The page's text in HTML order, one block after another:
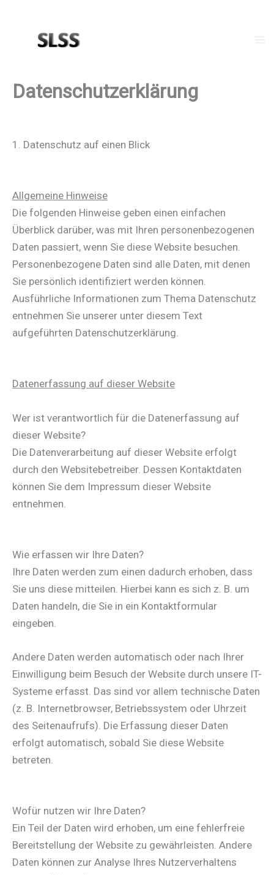
springen
Datenschutz­erklärung
1. Datenschutz auf einen Blick
Allgemeine Hinweise
Die folgenden Hinweise geben einen einfachen
Überblick darüber, was mit Ihren personenbezogenen
Daten passiert, wenn Sie diese Website besuchen.
Personenbezogene Daten sind alle Daten, mit denen
Sie persönlich identifiziert werden können.
Ausführliche Informationen zum Thema Datenschutz
entnehmen Sie unserer unter diesem Text
aufgeführten Datenschutzerklärung.
Datenerfassung auf dieser Website
Wer ist verantwortlich für die Datenerfassung auf
dieser Website?
Die Datenverarbeitung auf dieser Website erfolgt
durch den Websitebetreiber. Dessen Kontaktdaten
können Sie dem Impressum dieser Website
entnehmen.
Wie erfassen wir Ihre Daten?
Ihre Daten werden zum einen dadurch erhoben, dass
Sie uns diese mitteilen. Hierbei kann es sich z. B. um
Daten handeln, die Sie in ein Kontaktformular
eingeben.
Andere Daten werden automatisch oder nach Ihrer
Einwilligung beim Besuch der Website durch unsere IT-
Systeme erfasst. Das sind vor allem technische Daten
(z. B. Internetbrowser, Betriebssystem oder Uhrzeit
des Seitenaufrufs). Die Erfassung dieser Daten
erfolgt automatisch, sobald Sie diese Website
betreten.
Wofür nutzen wir Ihre Daten?
Ein Teil der Daten wird erhoben, um eine fehlerfreie
Bereitstellung der Website zu gewährleisten. Andere
Daten können zur Analyse Ihres Nutzerverhaltens